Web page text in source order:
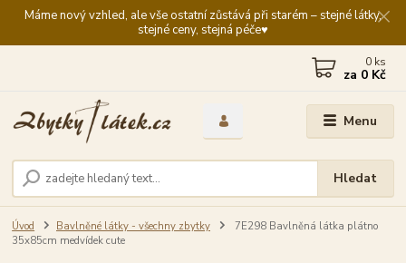
Máme nový vzhled, ale vše ostatní zůstává při starém – stejné látky,
stejné ceny, stejná péče♥️
Menu
Hledat
0 ks
za 0 Kč
Úvod Bavlněné látky - všechny zbytky
7E298 Bavlněná látka plátno
35x85cm medvídek cute